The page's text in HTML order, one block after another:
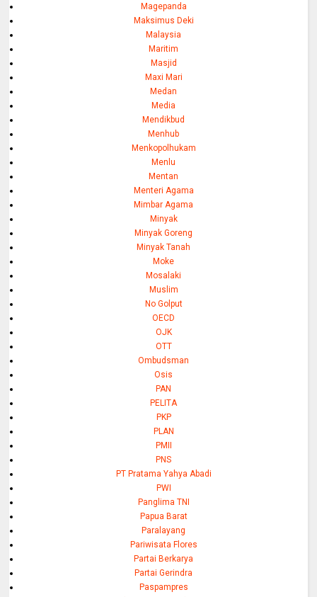
Magepanda
Maksimus Deki
Malaysia
Maritim
Masjid
Maxi Mari
Medan
Media
Mendikbud
Menhub
Menkopolhukam
Menlu
Mentan
Menteri Agama
Mimbar Agama
Minyak
Minyak Goreng
Minyak Tanah
Moke
Mosalaki
Muslim
No Golput
OECD
OJK
OTT
Ombudsman
Osis
PAN
PELITA
PKP
PLAN
PMII
PNS
PT Pratama Yahya Abadi
PWI
Panglima TNI
Papua Barat
Paralayang
Pariwisata Flores
Partai Berkarya
Partai Gerindra
Paspampres